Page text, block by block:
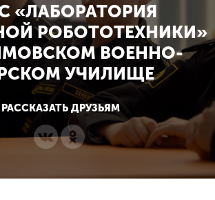
«ЛАБОРАТОРИЯ
РОБОТОТЕХНИКИ»
ВОЕННО-
УЧИЛИЩЕ
РАССКАЗАТЬ ДРУЗЬЯМ